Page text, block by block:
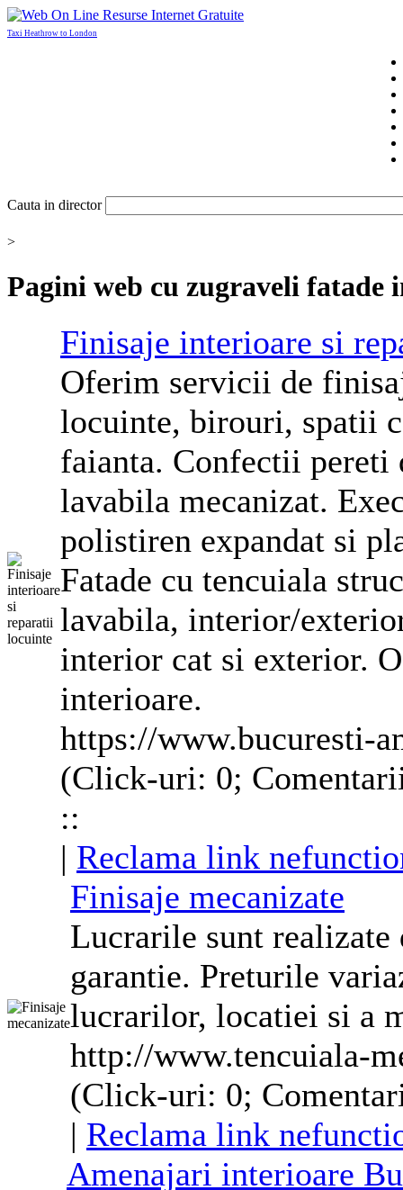
Taxi Heathrow to London
Cauta in director
>
Pagini web cu zugraveli fatade
Finisaje interioare si
Oferim servicii de
locuinte, birouri, spatii
faianta. Confectii
lavabila mecanizat.
polistiren expandat si
Fatade cu tencuiala
lavabila, interior/
interior cat si exterior.
interioare.
https://www.bucuresti-
(Click-uri: 0;
::
| Reclama link
Finisaje mecanizate
Lucrarile sunt
garantie. Preturile
lucrarilor, locatiei si a
http://www.tencuiala-
(Click-uri: 0;
| Reclama link
Amenajari interioare